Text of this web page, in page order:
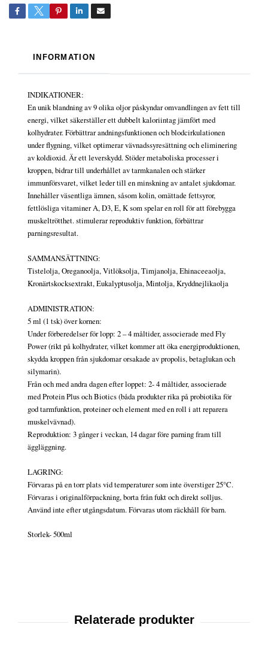
INFORMATION
INDIKATIONER:
En unik blandning av 9 olika oljor påskyndar omvandlingen av fett till
energi, vilket säkerställer ett dubbelt kaloriintag jämfört med
kolhydrater. Förbättrar andningsfunktionen och blodcirkulationen
under flygning, vilket optimerar vävnadssyresättning och eliminering
av koldioxid. Är ett leverskydd. Stöder metaboliska processer i
kroppen, bidrar till underhållet av tarmkanalen och stärker
immunförsvaret, vilket leder till en minskning av antalet sjukdomar.
Innehåller väsentliga ämnen, såsom kolin, omättade fettsyror,
fettlösliga vitaminer A, D3, E, K som spelar en roll för att förebygga
muskeltrötthet. stimulerar reproduktiv funktion, förbättrar
parningsresultat.
SAMMANSÄTTNING:
Tistelolja, Oreganoolja, Vitlöksolja, Timjanolja, Ehinaceeaolja,
Kronärtskocksextrakt, Eukalyptusolja, Mintolja, Kryddnejlikaolja
ADMINISTRATION:
5 ml (1 tsk) över kornen:
Under förberedelser för lopp: 2 – 4 måltider, associerade med Fly
Power (rikt på kolhydrater, vilket kommer att öka energiproduktionen,
skydda kroppen från sjukdomar orsakade av propolis, betaglukan och
silymarin).
Från och med andra dagen efter loppet: 2- 4 måltider, associerade
med Protein Plus och Biotics (båda produkter rika på probiotika för
god tarmfunktion, proteiner och element med en roll i att reparera
muskelvävnad).
Reproduktion: 3 gånger i veckan, 14 dagar före parning fram till
äggläggning.
LAGRING:
Förvaras på en torr plats vid temperaturer som inte överstiger 25°C.
Förvaras i originalförpackning, borta från fukt och direkt solljus.
Använd inte efter utgångsdatum. Förvaras utom räckhåll för barn.
Storlek- 500ml